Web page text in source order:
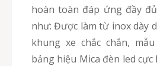
hoàn toàn đáp ứng đầy
như: Được làm từ inox dày
khung xe chắc chắn,
bảng hiệu Mica đèn led